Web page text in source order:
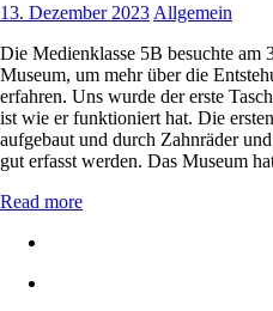
13. Dezember 2023 Allgemein
Die Medienklasse 5B besuchte am
Museum, um mehr über die
erfahren. Uns wurde der erste
ist wie er funktioniert hat. Die
aufgebaut und durch Zahnräder
gut erfasst werden. Das Museum
Read more